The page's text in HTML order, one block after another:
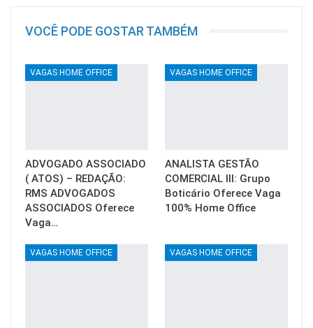
VOCÊ PODE GOSTAR TAMBÉM
VAGAS HOME OFFICE
ADVOGADO ASSOCIADO
( ATOS) – REDAÇÃO:
RMS ADVOGADOS
ASSOCIADOS Oferece
Vaga…
VAGAS HOME OFFICE
ANALISTA GESTÃO
COMERCIAL III: Grupo
Boticário Oferece Vaga
100% Home Office
VAGAS HOME OFFICE VAGAS HOME OFFICE